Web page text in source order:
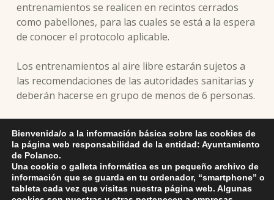
entrenamientos se realicen en recintos cerrados
como pabellones, para las cuales se está a la espera
de conocer el protocolo aplicable.
Los entrenamientos al aire libre estarán sujetos a
las recomendaciones de las autoridades sanitarias y
deberán hacerse en grupo de menos de 6 personas.
dotará del material necesario a la pista de atletismo
de Requejada e instalará nos nuevas porterías en el
campo de Rinconeda.
Bienvenida/o a la información básica sobre las cookies de
la página web responsabilidad de la entidad: Ayuntamiento
de Polanco.
Una cookie o galleta informática es un pequeño archivo de
información que se guarda en tu ordenador, “smartphone” o
tableta cada vez que visitas nuestra página web. Algunas